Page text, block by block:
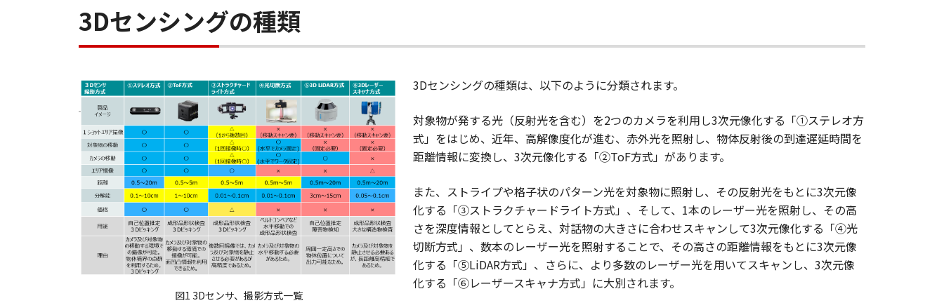
3Dセンシングの種類
図1 3Dセンサ、撮影方式一覧
3Dセンシングの種類は、以下のように分類されます。
対象物が発する光（反射光を含む）を2つのカメラを利用し3次元像化する「①ステレオ方
式」をはじめ、近年、高解像度化が進む、赤外光を照射し、物体反射後の到達遅延時間を
距離情報に変換し、3次元像化する「②ToF方式」があります。
また、ストライプや格子状のパターン光を対象物に照射し、その反射光をもとに3次元像
化する「③ストラクチャードライト方式」、そして、1本のレーザー光を照射し、その高
さを深度情報としてとらえ、対話物の大きさに合わせスキャンして3次元像化する「④光
切断方式」、数本のレーザー光を照射することで、その高さの距離情報をもとに3次元像
化する「⑤LiDAR方式」、さらに、より多数のレーザー光を用いてスキャンし、3次元像
化する「⑥レーザースキャナ方式」に大別されます。